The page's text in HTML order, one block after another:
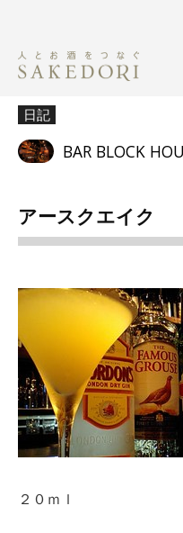
日記
BAR BLOCK
アースクエイク
２０ｍｌ